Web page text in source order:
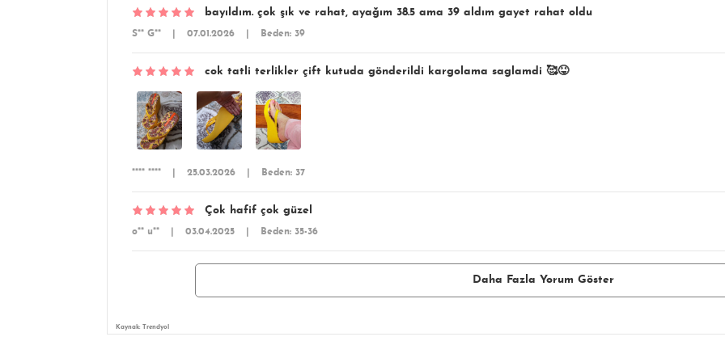
bayıldım. çok şık ve rahat, ayağım 38.5 ama 39 aldım gayet rahat oldu
S** G** 07.01.2026 Beden: 39
cok tatli terlikler çift kutuda gönderildi kargolama saglamdi 🥰😝
**** **** 25.03.2026 Beden: 37
Çok hafif çok güzel
o** u** 03.04.2025 Beden: 35-36
Daha Fazla Yorum Göster
Kaynak: Trendyol